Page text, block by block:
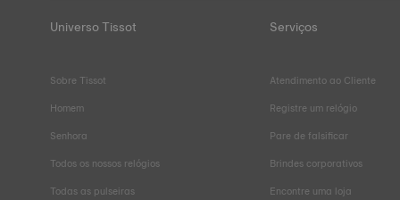
Universo Tissot
Sobre Tissot
Homem
Senhora
Todos os nossos relógios
Todas as pulseiras
Serviços
Atendimento ao Cliente
Registre um relógio
Pare de falsificar
Brindes corporativos
Encontre uma loja